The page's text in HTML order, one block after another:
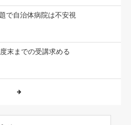
で自治体病院は不安視
末までの受講求める